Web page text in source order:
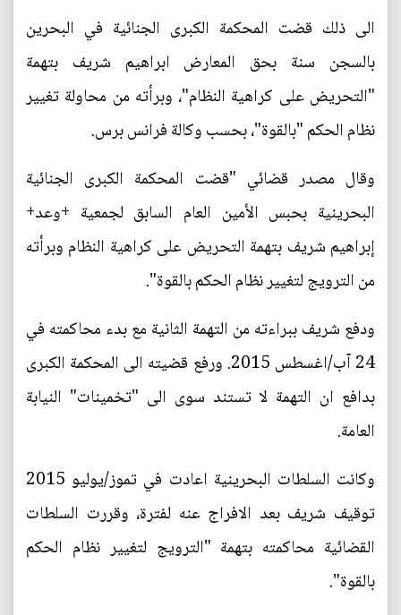
الى ذلك قضت المحكمة الكبرى الجنائية في البحرين
بالسجن سنة بحق المعارض ابراهيم شريف بتهمة
"التحريض على كراهية النظام"، وبرأته من محاولة تغيير
نظام الحكم "بالقوة"، بحسب وكالة فرانس برس.
وقال مصدر قضائي "قضت المحكمة الكبرى الجنائية
البحرينية بحبس الأمين العام السابق لجمعية +وعد+
إبراهيم شريف بتهمة التحريض على كراهية النظام وبرأته
من الترويج لتغيير نظام الحكم بالقوة".
ودفع شريف ببراءته من التهمة الثانية مع بدء محاكمته في
24 آب/اغسطس 2015. ورفع قضيته الى المحكمة الكبرى
بدافع ان التهمة لا تستند سوى الى "تخمينات" النيابة
العامة.
وكانت السلطات البحرينية اعادت في تموز/يوليو 2015
توقيف شريف بعد الافراج عنه لفترة، وقررت السلطات
القضائية محاكمته بتهمة "الترويج لتغيير نظام الحكم
بالقوة".